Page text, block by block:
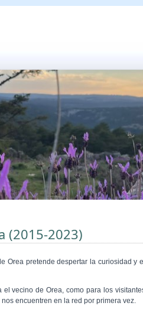
(2015-2023)
Orea pretende despertar la curiosidad y
vecino de Orea, como para los
encuentren en la red por primera vez.